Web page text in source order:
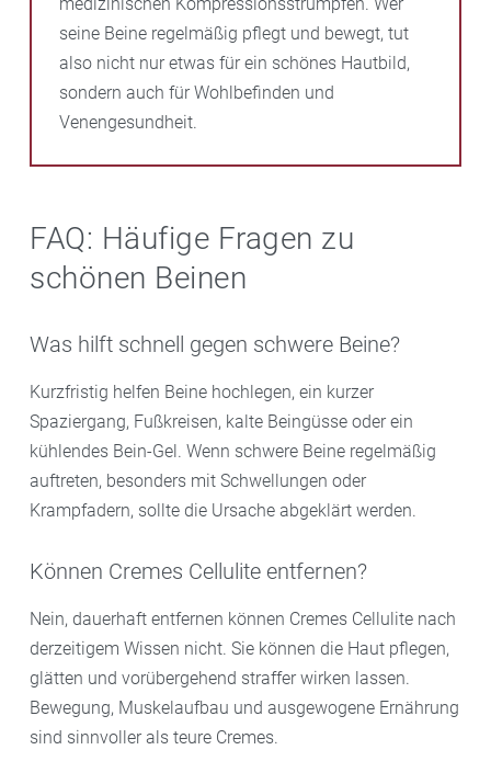
seine Beine regelmäßig pflegt und bewegt, tut
also nicht nur etwas für ein schönes Hautbild,
sondern auch für Wohlbefinden und
Venengesundheit.
FAQ: Häufige Fragen zu
schönen Beinen
Was hilft schnell gegen schwere Beine?
Kurzfristig helfen Beine hochlegen, ein kurzer
Spaziergang, Fußkreisen, kalte Beingüsse oder ein
kühlendes Bein-Gel. Wenn schwere Beine regelmäßig
auftreten, besonders mit Schwellungen oder
Krampfadern, sollte die Ursache abgeklärt werden.
Können Cremes Cellulite entfernen?
Nein, dauerhaft entfernen können Cremes Cellulite nach
derzeitigem Wissen nicht. Sie können die Haut pflegen,
glätten und vorübergehend straffer wirken lassen.
Bewegung, Muskelaufbau und ausgewogene Ernährung
sind sinnvoller als teure Cremes.